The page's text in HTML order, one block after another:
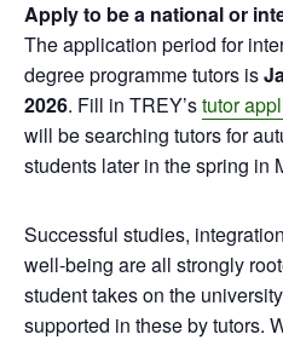
Apply to be a national or
The application period for
degree programme tutors is
2026. Fill in TREY’stutor
will be searching tutors for
students later in the spring in
Successful studies,
well-being are all strongly
student takes on the
supported in these by tutors.